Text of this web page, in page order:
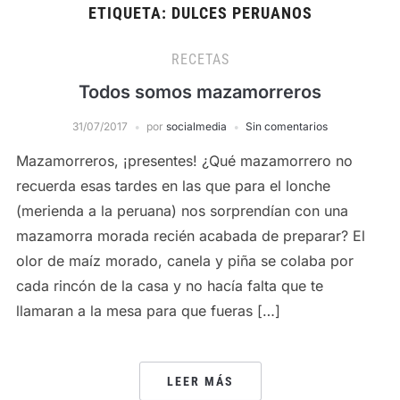
ETIQUETA: DULCES PERUANOS
RECETAS
Todos somos mazamorreros
31/07/2017 por socialmedia Sin comentarios
Mazamorreros, ¡presentes! ¿Qué mazamorrero no
recuerda esas tardes en las que para el lonche
(merienda a la peruana) nos sorprendían con una
mazamorra morada recién acabada de preparar? El
olor de maíz morado, canela y piña se colaba por
cada rincón de la casa y no hacía falta que te
llamaran a la mesa para que fueras […]
LEER MÁS